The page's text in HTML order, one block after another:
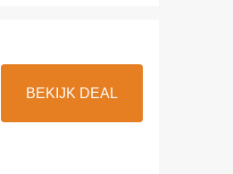
BEKIJK DEAL